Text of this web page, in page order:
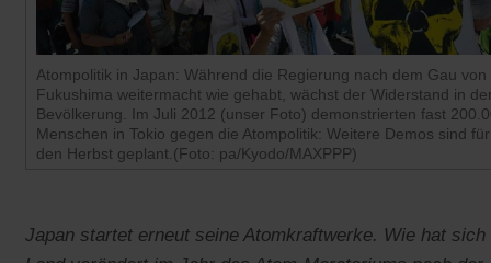
Atompolitik in Japan: Während die Regierung nach dem Gau von
Fukushima weitermacht wie gehabt, wächst der Widerstand in
Bevölkerung. Im Juli 2012 (unser Foto) demonstrierten fast
Menschen in Tokio gegen die Atompolitik: Weitere Demos sind für
den Herbst geplant.(Foto: pa/Kyodo/MAXPPP)
Japan startet erneut seine Atomkraftwerke. Wie hat sich